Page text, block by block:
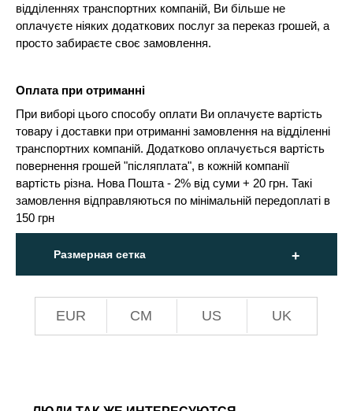
відділеннях транспортних компаній, Ви більше не
оплачуєте ніяких додаткових послуг за переказ грошей, а
просто забираєте своє замовлення.
Оплата при отриманні
При виборі цього способу оплати Ви оплачуєте вартість
товару і доставки при отриманні замовлення на відділенні
транспортних компаній. Додатково оплачується вартість
повернення грошей "післяплата", в кожній компанії
вартість різна. Нова Пошта - 2% від суми + 20 грн. Такі
замовлення відправляються по мінімальній передоплаті в
150 грн
Размерная сетка
EUR СМ US UK